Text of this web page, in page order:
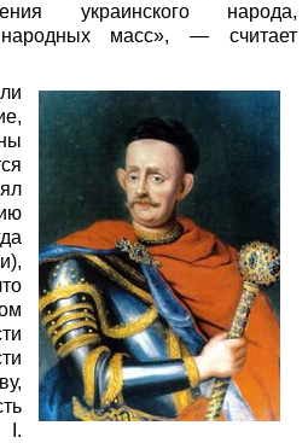
украинского народа,
масс», — считает
I.